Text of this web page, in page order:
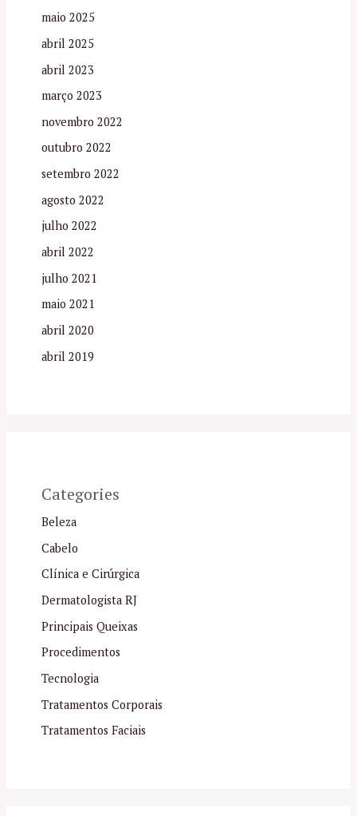
maio 2025
abril 2025
abril 2023
março 2023
novembro 2022
outubro 2022
setembro 2022
agosto 2022
julho 2022
abril 2022
julho 2021
maio 2021
abril 2020
abril 2019
Categories
Beleza
Cabelo
Clínica e Cirúrgica
Dermatologista RJ
Principais Queixas
Procedimentos
Tecnologia
Tratamentos Corporais
Tratamentos Faciais